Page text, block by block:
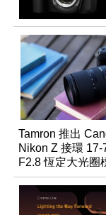
Tamron 推出
Nikon Z 接環 17-
F2.8 恆定大光圈
鏡